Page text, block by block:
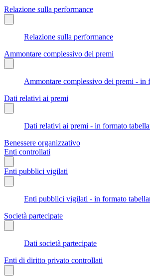
Relazione sulla performance
Relazione sulla performance
Ammontare complessivo dei premi
Ammontare complessivo dei premi - in
Dati relativi ai premi
Dati relativi ai premi - in formato
Benessere organizzativo
Enti controllati
Enti pubblici vigilati
Enti pubblici vigilati - in formato
Società partecipate
Dati società partecipate
Enti di diritto privato controllati